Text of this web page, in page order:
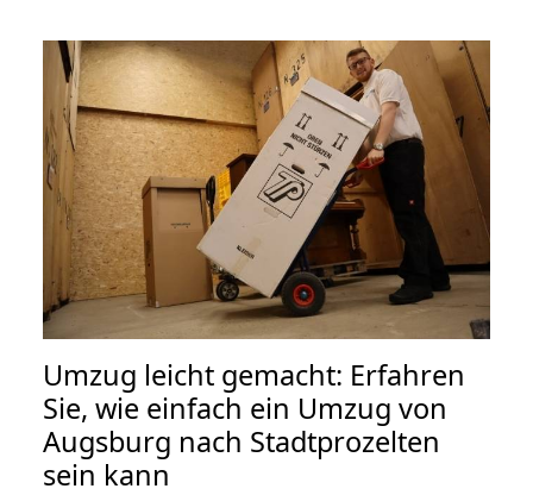
Umzug leicht gemacht: Erfahren
Sie, wie einfach ein Umzug von
Augsburg nach Stadtprozelten
sein kann